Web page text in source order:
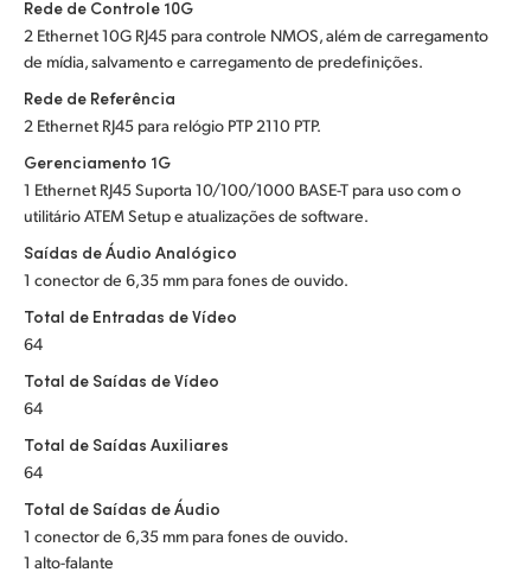
South Africa
Spain
Chinese Taipei
Turkey
United States
Rede de Controle 10G
2 Ethernet 10G RJ45 para controle NMOS, além de carregamento
de mídia, salvamento e carregamento de predefinições.
Rede de Referência
2 Ethernet RJ45 para relógio PTP 2110 PTP.
Gerenciamento 1G
1 Ethernet RJ45 Suporta 10/100/1000 BASE-T para uso com o
utilitário ATEM Setup e atualizações de software.
Saídas de Áudio Analógico
1 conector de 6,35 mm para fones de ouvido.
Total de Entradas de Vídeo
64
Total de Saídas de Vídeo
64
Total de Saídas Auxiliares
64
Total de Saídas de Áudio
1 conector de 6,35 mm para fones de ouvido.
1 alto-falante